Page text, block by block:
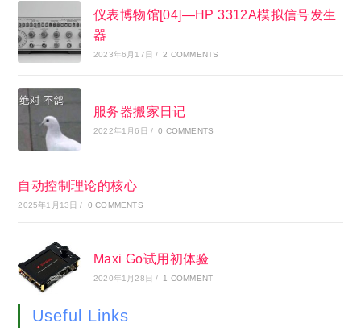
仪表博物馆[04]—HP 3312A模拟信号发生
器
2023年6月17日 / 2 COMMENTS
服务器搬家日记
2022年1月6日 / 0 COMMENTS
自动控制理论的核心
2025年1月13日 / 0 COMMENTS
Maxi Go试用初体验
2020年1月28日 / 1 COMMENT
Useful Links